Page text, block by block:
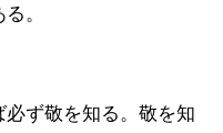
。
ず敬を知る。敬を知